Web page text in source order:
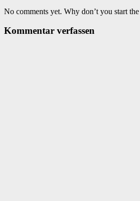
No comments yet. Why don’t you start
Kommentar verfassen